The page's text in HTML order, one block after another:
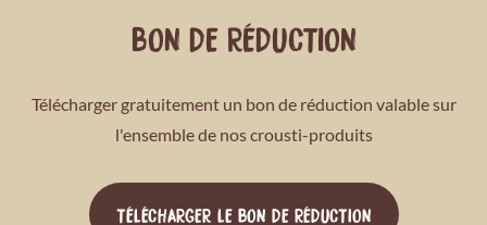
BON DE RÉDUCTION
Télécharger gratuitement un bon de réduction valable sur
l'ensemble de nos crousti-produits
TÉLÉCHARGER LE BON DE RÉDUCTION